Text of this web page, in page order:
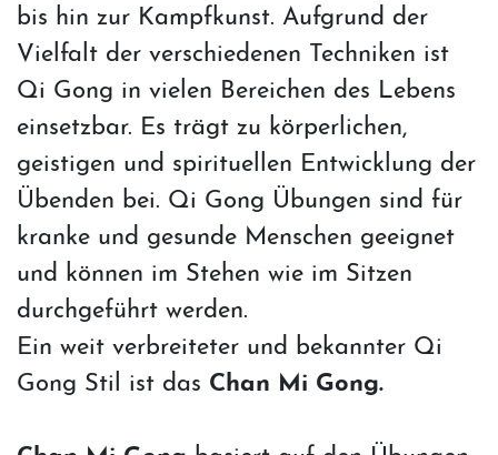
bis hin zur Kampfkunst. Aufgrund der
Vielfalt der verschiedenen Techniken ist
Qi Gong in vielen Bereichen des Lebens
einsetzbar. Es trägt zu körperlichen,
geistigen und spirituellen Entwicklung der
Übenden bei. Qi Gong Übungen sind für
kranke und gesunde Menschen geeignet
und können im Stehen wie im Sitzen
durchgeführt werden.
Ein weit verbreiteter und bekannter Qi
Gong Stil ist das Chan Mi Gong.